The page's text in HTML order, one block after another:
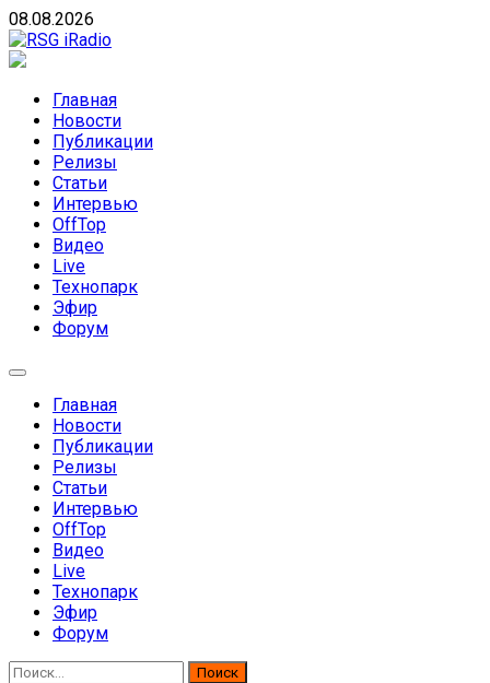
Skip
to
content
08.08.2026
направлений без возрастных ограничений
Главная
Новости
Публикации
Релизы
Статьи
Интервью
OffTop
Видео
Live
Технопарк
Эфир
Форум
Главная
Новости
Публикации
Релизы
Статьи
Интервью
OffTop
Видео
Live
Технопарк
Эфир
Форум
Найти: